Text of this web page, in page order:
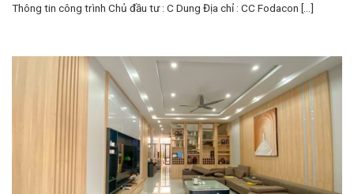
Thông tin công trình Chủ đầu tư : C Dung Địa chỉ : CC Fodacon [...]